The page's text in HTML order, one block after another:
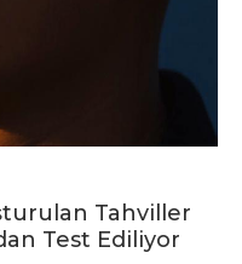
Tahviller
Test Ediliyor